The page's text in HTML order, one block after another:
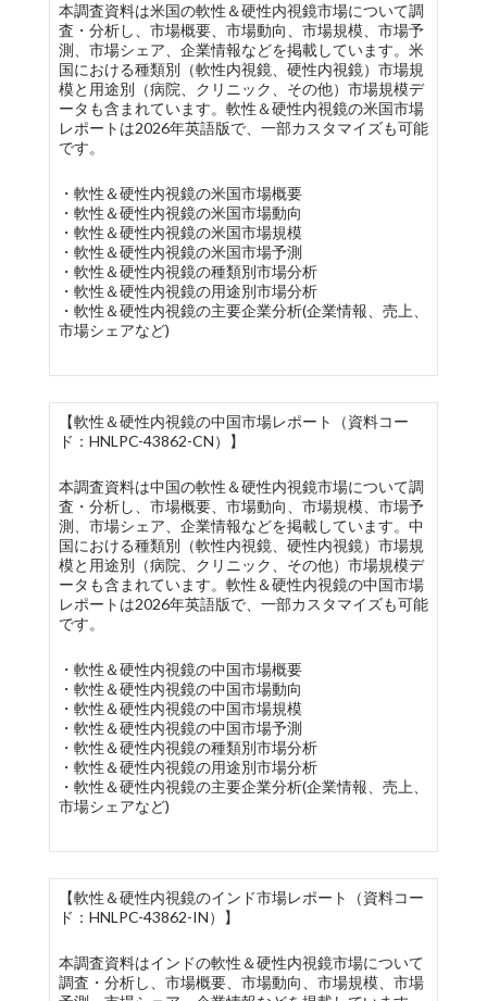
本調査資料は米国の軟性＆硬性内視鏡市場について調
査・分析し、市場概要、市場動向、市場規模、市場予
測、市場シェア、企業情報などを掲載しています。米
国における種類別（軟性内視鏡、硬性内視鏡）市場規
模と用途別（病院、クリニック、その他）市場規模デ
ータも含まれています。軟性＆硬性内視鏡の米国市場
レポートは2026年英語版で、一部カスタマイズも可能
です。
・軟性＆硬性内視鏡の米国市場概要
・軟性＆硬性内視鏡の米国市場動向
・軟性＆硬性内視鏡の米国市場規模
・軟性＆硬性内視鏡の米国市場予測
・軟性＆硬性内視鏡の種類別市場分析
・軟性＆硬性内視鏡の用途別市場分析
・軟性＆硬性内視鏡の主要企業分析(企業情報、売上、
市場シェアなど)
【軟性＆硬性内視鏡の中国市場レポート（資料コー
ド：HNLPC-43862-CN）】
本調査資料は中国の軟性＆硬性内視鏡市場について調
査・分析し、市場概要、市場動向、市場規模、市場予
測、市場シェア、企業情報などを掲載しています。中
国における種類別（軟性内視鏡、硬性内視鏡）市場規
模と用途別（病院、クリニック、その他）市場規模デ
ータも含まれています。軟性＆硬性内視鏡の中国市場
レポートは2026年英語版で、一部カスタマイズも可能
です。
・軟性＆硬性内視鏡の中国市場概要
・軟性＆硬性内視鏡の中国市場動向
・軟性＆硬性内視鏡の中国市場規模
・軟性＆硬性内視鏡の中国市場予測
・軟性＆硬性内視鏡の種類別市場分析
・軟性＆硬性内視鏡の用途別市場分析
・軟性＆硬性内視鏡の主要企業分析(企業情報、売上、
市場シェアなど)
【軟性＆硬性内視鏡のインド市場レポート（資料コー
ド：HNLPC-43862-IN）】
本調査資料はインドの軟性＆硬性内視鏡市場について
調査・分析し、市場概要、市場動向、市場規模、市場